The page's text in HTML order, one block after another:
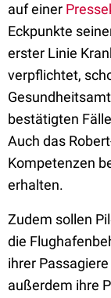
auf einer
Eckpunkte
erster Linie
verpflichtet,
bestätigten
Auch das
Kompetenzen
erhalten.
Zudem sollen
die
ihrer
außerdem ihre